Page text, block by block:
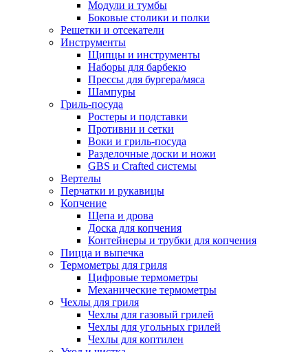
Модули и тумбы
Боковые столики и полки
Решетки и отсекатели
Инструменты
Щипцы и инструменты
Наборы для барбекю
Прессы для бургера/мяса
Шампуры
Гриль-посуда
Ростеры и подставки
Противни и сетки
Воки и гриль-посуда
Разделочные доски и ножи
GBS и Crafted системы
Вертелы
Перчатки и рукавицы
Копчение
Щепа и дрова
Доска для копчения
Контейнеры и трубки для копчения
Пицца и выпечка
Термометры для гриля
Цифровые термометры
Механические термометры
Чехлы для гриля
Чехлы для газовый грилей
Чехлы для угольных грилей
Чехлы для коптилен